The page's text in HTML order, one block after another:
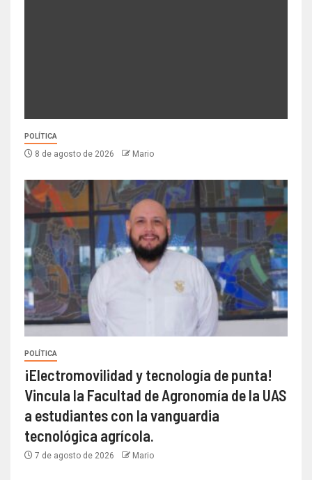
POLÍTICA
8 de agosto de 2026 Mario
POLÍTICA
¡Electromovilidad y tecnología de punta!
Vincula la Facultad de Agronomía de la UAS
a estudiantes con la vanguardia
tecnológica agrícola.
7 de agosto de 2026 Mario